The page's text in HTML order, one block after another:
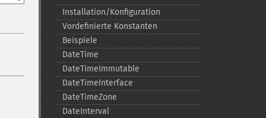
Installation/Konfiguration
Vordefinierte Konstanten
Beispiele
DateTime
DateTimeImmutable
DateTimeInterface
DateTimeZone
DateInterval